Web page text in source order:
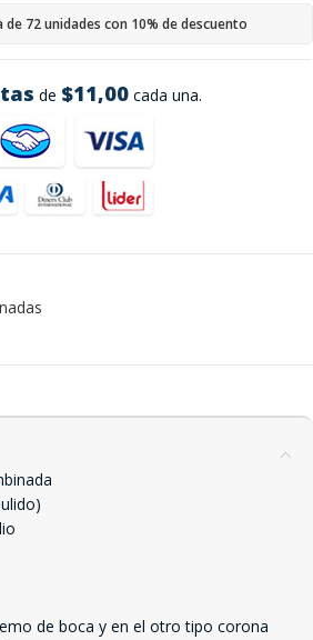
de $11,00 cada una.
de 72 unidades con 10% de descuento
de boca y en el otro tipo corona